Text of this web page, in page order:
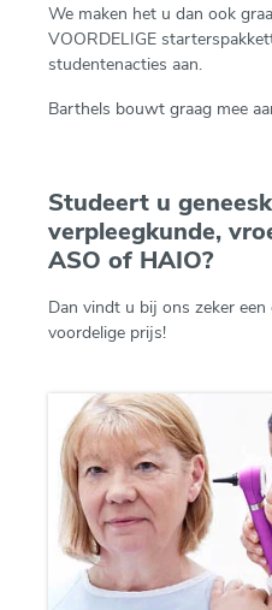
We maken het u dan ook
VOORDELIGE
studentenacties aan.
Barthels bouwt graag mee
Studeert u
verpleegkunde,
ASO of HAIO?
Dan vindt u bij ons zeker
voordelige prijs!